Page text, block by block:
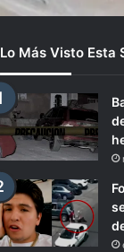
Lo Más Visto Esta